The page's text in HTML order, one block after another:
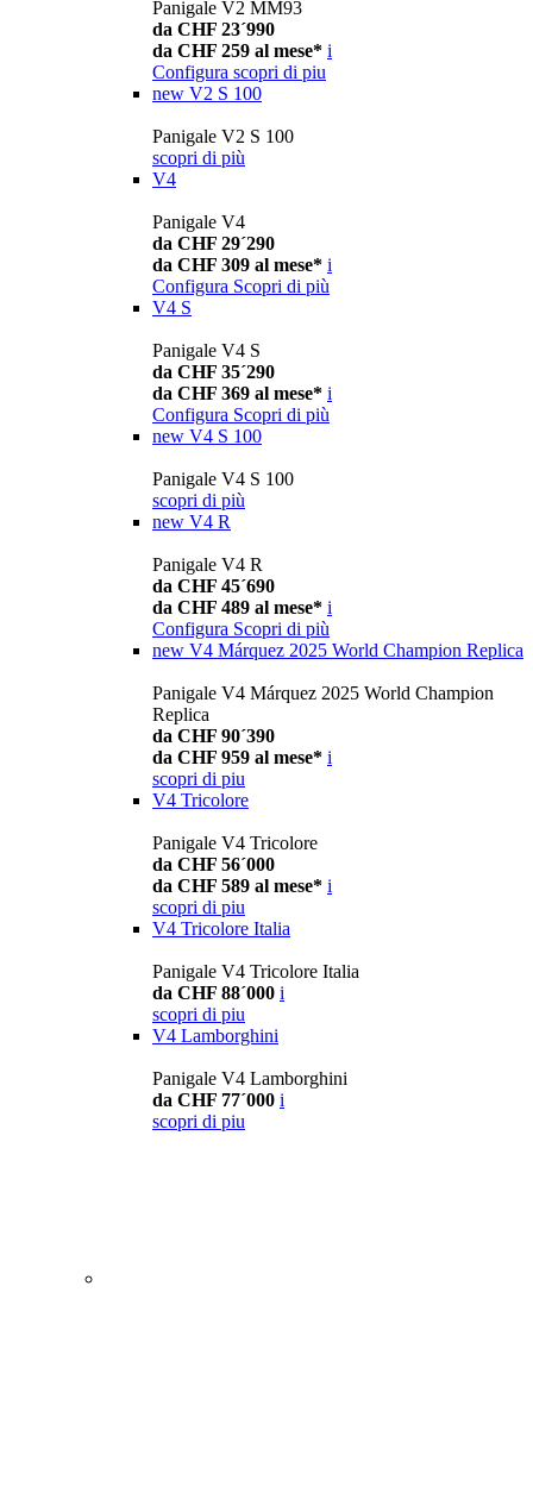
Panigale V2 MM93
da CHF 23´990
da CHF 259 al mese* i
Configura scopri di piu
new V2 S 100
Panigale V2 S 100
scopri di più
V4
Panigale V4
da CHF 29´290
da CHF 309 al mese* i
Configura Scopri di più
V4 S
Panigale V4 S
da CHF 35´290
da CHF 369 al mese* i
Configura Scopri di più
new V4 S 100
Panigale V4 S 100
scopri di più
new V4 R
Panigale V4 R
da CHF 45´690
da CHF 489 al mese* i
Configura Scopri di più
new V4 Márquez 2025 World Champion Replica
Panigale V4 Márquez 2025 World Champion
Replica
da CHF 90´390
da CHF 959 al mese* i
scopri di piu
V4 Tricolore
Panigale V4 Tricolore
da CHF 56´000
da CHF 589 al mese* i
scopri di piu
V4 Tricolore Italia
Panigale V4 Tricolore Italia
da CHF 88´000 i
scopri di piu
V4 Lamborghini
Panigale V4 Lamborghini
da CHF 77´000 i
scopri di piu